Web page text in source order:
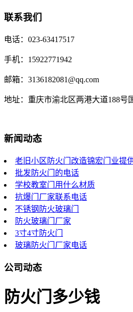
联系我们
电话：023-63417517
手机：15922771942
邮箱：3136182081@qq.com
地址：重庆市渝北区两港大道188号
新闻动态
老旧小区防火门改造锦宏门业提
批发防火门的电话
学校教室门用什么材质
抗爆门厂家联系电话
不锈钢防火玻璃门
防火玻璃门厂家
3寸4寸防火门
玻璃防火门厂家电话
公司动态
防火门多少钱